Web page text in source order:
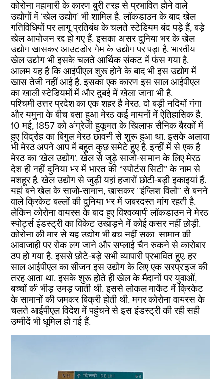
कोरोना महामारी के कारण बुरी तरह से प्रभावित होने वाले
उद्योगों में ‘खेल उद्योग’ भी शामिल है. लॉकडाउन के बाद खेल
गतिविधियों पर लागू प्रतिबंध के चलते स्टेडियम बंद पड़े हैं, बड़े
खेल आयोजन रद्द हो गए हैं. इसका असर दुनिया भर के खेल
उद्योग खासकर आउटडोर गेम के उद्योग पर पड़ा है. भारतीय
खेल उद्योग भी इसके चलते आर्थिक संकट में फंस गया है.
आलम यह है कि आईपीएल शुरू होने के बाद भी इस उद्योग में
खास तेजी नहीं आई है. इसका एक कारण इस साल आईपीएल
का खाली स्टेडियमों में और दुबई में खेला जाना भी है.
पश्चिमी उत्तर प्रदेश का एक शहर है मेरठ. दो बड़ी नदियों गंगा
और यमुना के बीच बसा हुआ मेरठ कई मायनों में ऐतिहासिक है.
10 मई, 1857 को अंग्रेजी हुकूमत के खिलाफ सैनिक बैरकों में
हुए विद्रोह का बिगुल मेरठ छावनी से शुरू हुआ था. इसके अलावा
भी मेरठ अपने आप में बहुत कुछ समेटे हुए है. इन्हीं में से एक है
मेरठ का ‘खेल उद्योग’. खेल से जुड़े साजो-सामान के लिए मेरठ
देश ही नहीं दुनिया भर में भारत की “स्पोर्टस सिटी” के नाम से
मशहूर है. खेल उद्योग से जुड़ी यहां हजारों छोटी-बड़ी इकाइयां हैं.
यहां बने खेल के साजो-सामान, खासकर “इंग्लिश विलो” से बनने
वाले क्रिकेट बल्लों की दुनिया भर में जबरदस्त मांग रहती है.
लेकिन कोरोना वायरस के बाद हुए विश्वव्यापी लॉकडाउन ने मेरठ
स्पोर्ट्स इंडस्ट्री का विकेट उखाड़ने में कोई कसर नहीं छोड़ी.
कोरोना की मार से यह उद्योग भी बच नहीं सका. सामान की
आवाजाही पर रोक लग जाने और सप्लाई चैन रुकने से कारोबार
ठप हो गया है. इससे छोटे-बड़े सभी व्यापारी प्रभावित हुए. हर
साल आईपीएल का सीजन इस उद्योग के लिए एक सरप्राइज की
तरह आता था. इसके शुरू होते ही खेल के मैदानों पर युवाओं,
बच्चों की भीड़ उमड़ जाती थी. इससे लोकल मार्केट में क्रिकेट
के सामानों की जमकर बिक्री होती थी. मगर कोरोना वायरस के
चलते आईपीएल विदेश में पहुंचने से इस इंडस्ट्री की रही सही
उम्मीदें भी धूमिल हो गई हैं.